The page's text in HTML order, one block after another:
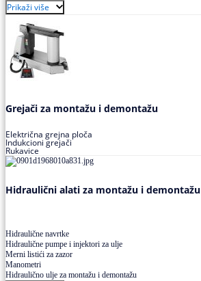
Prikaži više
Grejači za montažu i demontažu
Električna grejna ploča
Indukcioni grejači
Rukavice
Hidraulični alati za montažu i demontažu
Hidraulične navrtke
Hidraulične pumpe i injektori za ulje
Merni listići za zazor
Manometri
Hidraulično ulje za montažu i demontažu